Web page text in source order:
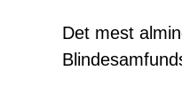
Det mest